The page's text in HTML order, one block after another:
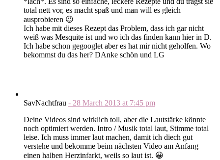
total nett vor, es macht spaß und man will es gleich
ausprobieren 😉
Ich habe mit dieses Rezept das Problem, dass ich gar nicht
weiß was Mesquite ist und wo ich das finden kann hier in D.
Ich habe schon gegooglet aber es hat mir nicht geholfen. Wo
bekommst du das her? DAnke schön und LG
SavNachtfrau - 28 March 2013 at 7:45 pm
Deine Videos sind wirklich toll, aber die Lautstärke könnte
noch optimiert werden. Intro / Musik total laut, Stimme total
leise. Ich muss immer laut machen, damit ich diech gut
verstehe und bekomme beim nächsten Video am Anfang
einen halben Herzinfarkt, weils so laut ist. 😀